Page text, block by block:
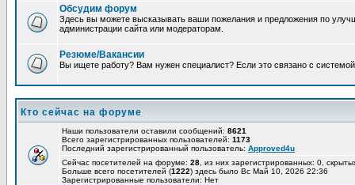
Обсудим форум
Здесь вы можете высказывать ваши пожелания и предложения по
администрации сайта или модераторам.
Резюме/Вакансии
Вы ищете работу? Вам нужен специалист? Если это связано с
Кто сейчас на форуме
Наши пользователи оставили сообщений: 8621
Всего зарегистрированных пользователей: 1173
Последний зарегистрированный пользователь: Approved4u
Сейчас посетителей на форуме: 28 , из них зарегистрированных: 0,
Больше всего посетителей (1222) здесь было Вс Май 10, 2026 22:36
Зарегистрированные пользователи: Нет